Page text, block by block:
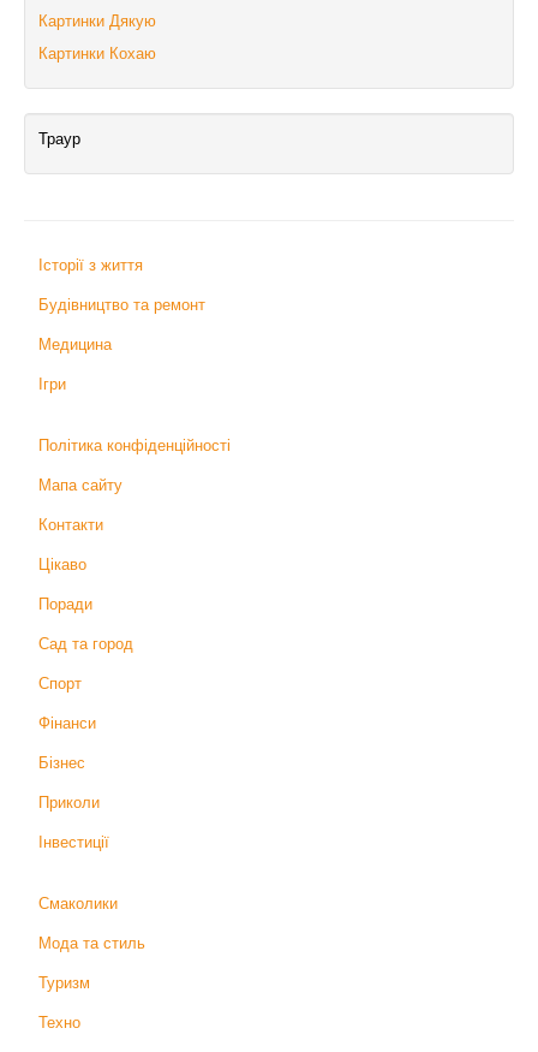
Картинки Дякую
Картинки Кохаю
Траур
Історії з життя
Будівництво та ремонт
Медицина
Ігри
Політика конфіденційності
Мапа сайту
Контакти
Цікаво
Поради
Сад та город
Спорт
Фінанси
Бізнес
Приколи
Інвестиції
Смаколики
Мода та стиль
Туризм
Техно